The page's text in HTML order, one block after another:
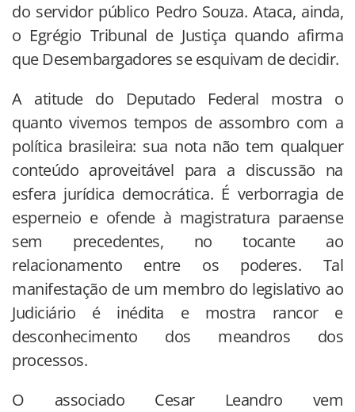
do servidor público Pedro Souza. Ataca, ainda,
o Egrégio Tribunal de Justiça quando afirma
que Desembargadores se esquivam de decidir.
A atitude do Deputado Federal mostra o
quanto vivemos tempos de assombro com a
política brasileira: sua nota não tem qualquer
conteúdo aproveitável para a discussão na
esfera jurídica democrática. É verborragia de
esperneio e ofende à magistratura paraense
sem precedentes, no tocante ao
relacionamento entre os poderes. Tal
manifestação de um membro do legislativo ao
Judiciário é inédita e mostra rancor e
desconhecimento dos meandros dos
processos.
O associado Cesar Leandro vem